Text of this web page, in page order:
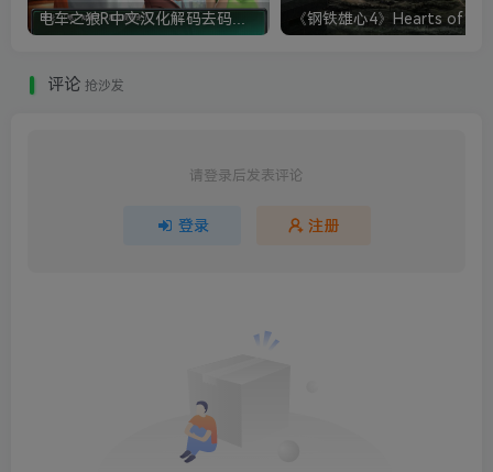
评论 抢沙发
请登录后发表评论
登录 注册